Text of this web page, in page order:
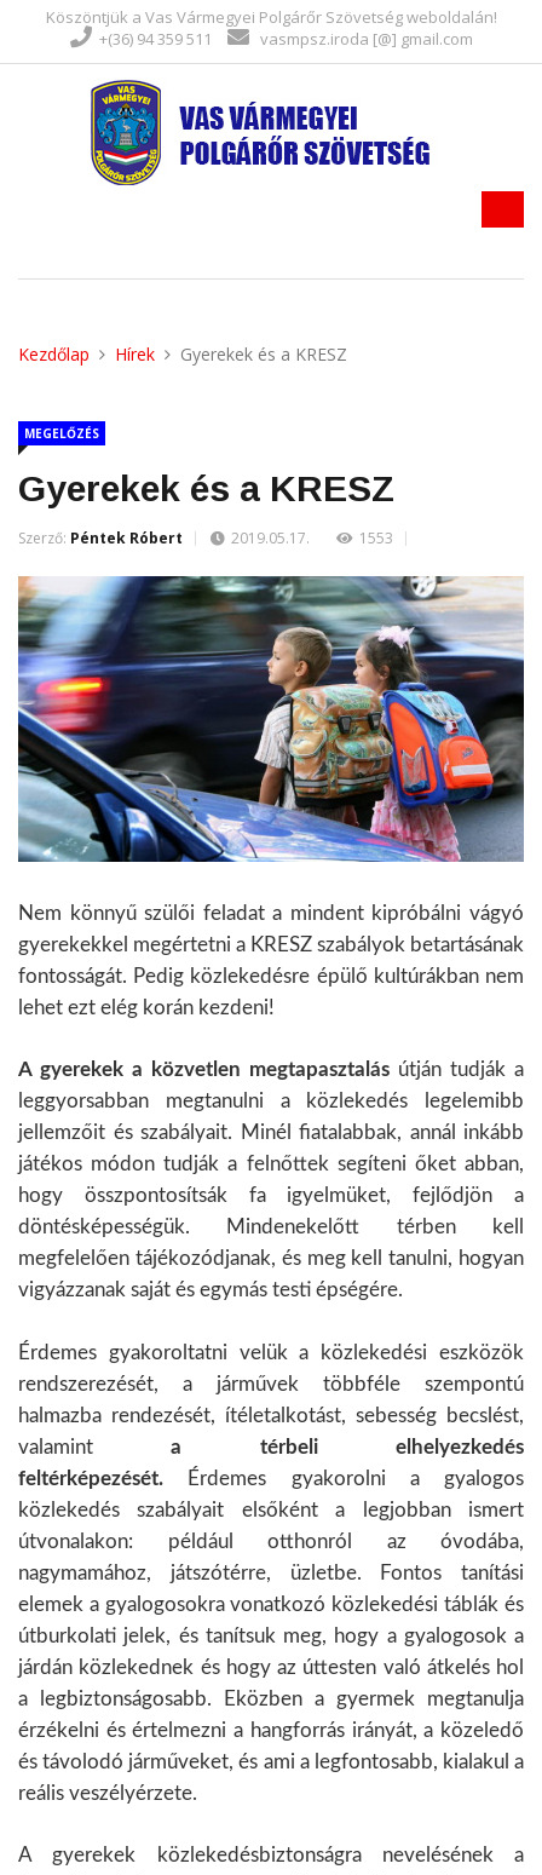
Köszöntjük a Vas Vármegyei Polgárőr Szövetség weboldalán!
+(36) 94 359 511
vasmpsz.iroda [@] gmail.com
Kezdőlap Hírek Gyerekek és a KRESZ
MEGELŐZÉS
Gyerekek és a KRESZ
Szerző: Péntek Róbert 2019.05.17. 1553
Nem könnyű szülői feladat a mindent kipróbálni vágyó
gyerekekkel megértetni a KRESZ szabályok betartásának
fontosságát. Pedig közlekedésre épülő kultúrákban nem
lehet ezt elég korán kezdeni!
A gyerekek a közvetlen megtapasztalás útján tudják a
leggyorsabban megtanulni a közlekedés legelemibb
jellemzőit és szabályait. Minél fiatalabbak, annál inkább
játékos módon tudják a felnőttek segíteni őket abban,
hogy összpontosítsák fa igyelmüket, fejlődjön a
döntésképességük. Mindenekelőtt térben kell
megfelelően tájékozódjanak, és meg kell tanulni, hogyan
vigyázzanak saját és egymás testi épségére.
Érdemes gyakoroltatni velük a közlekedési eszközök
rendszerezését, a járművek többféle szempontú
halmazba rendezését, ítéletalkotást, sebesség becslést,
valaminta térbeli elhelyezkedés
feltérképezését. Érdemes gyakorolni a gyalogos
közlekedés szabályait elsőként a legjobban ismert
útvonalakon: például otthonról az óvodába,
nagymamához, játszótérre, üzletbe. Fontos tanítási
elemek a gyalogosokra vonatkozó közlekedési táblák és
útburkolati jelek, és tanítsuk meg, hogy a gyalogosok a
járdán közlekednek és hogy az úttesten való átkelés hol
a legbiztonságosabb. Eközben a gyermek megtanulja
érzékelni és értelmezni a hangforrás irányát, a közeledő
és távolodó járműveket, és ami a legfontosabb, kialakul a
reális veszélyérzete.
A gyerekek közlekedésbiztonságra nevelésének a